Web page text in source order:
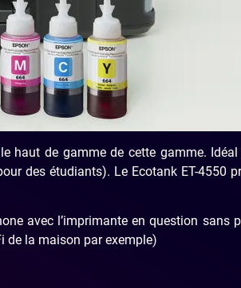
haut de gamme de cette gamme.
des étudiants). Le Ecotank ET-4550
avec l’imprimante en question sans
de la maison par exemple)